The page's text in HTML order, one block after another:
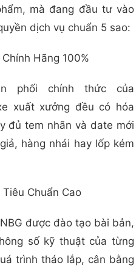
mà đang đầu tư vào
dịch vụ chuẩn 5 sao:
Hãng 100%
phối chính thức của
xuất xưởng đều có hóa
đủ tem nhãn và date mới
hàng nhái hay lốp kém
Chuẩn Cao
được đào tạo bài bản,
số kỹ thuật của từng
trình tháo lắp, cân bằng